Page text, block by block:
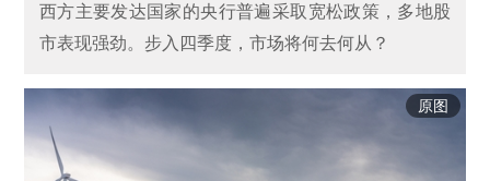
西方主要发达国家的央行普遍采取宽松政策，多地股
市表现强劲。步入四季度，市场将何去何从？
原图